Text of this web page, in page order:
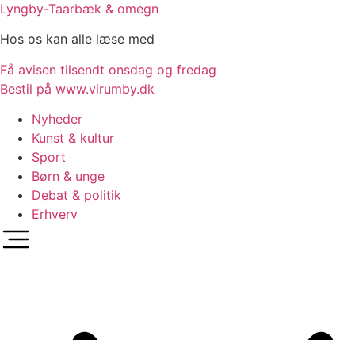
Lyngby-Taarbæk & omegn
Hos os kan alle læse med
Få avisen tilsendt onsdag og fredag
Bestil på www.virumby.dk
Nyheder
Kunst & kultur
Sport
Børn & unge
Debat & politik
Erhverv